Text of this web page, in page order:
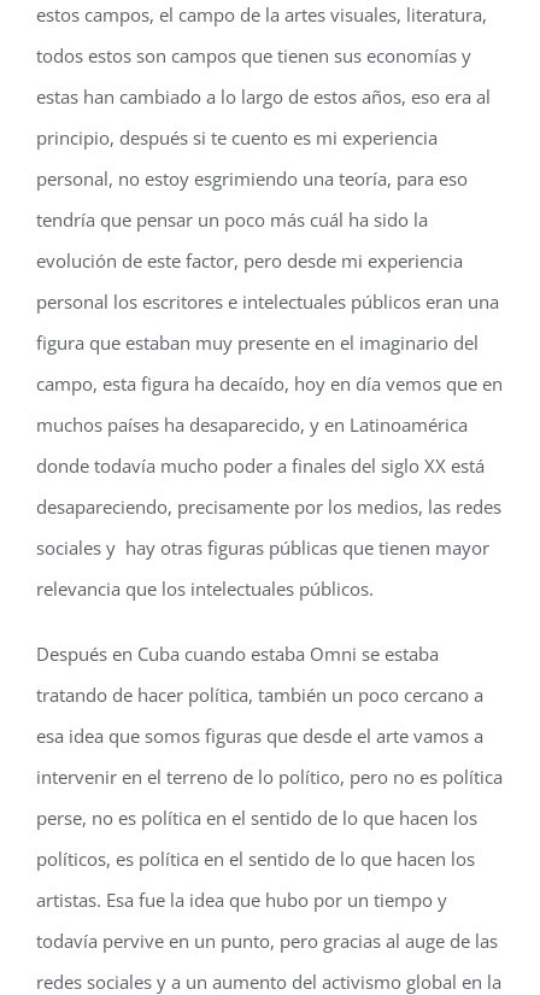
estos campos, el campo de la artes visuales, literatura,
todos estos son campos que tienen sus economías y
estas han cambiado a lo largo de estos años, eso era al
principio, después si te cuento es mi experiencia
personal, no estoy esgrimiendo una teoría, para eso
tendría que pensar un poco más cuál ha sido la
evolución de este factor, pero desde mi experiencia
personal los escritores e intelectuales públicos eran una
figura que estaban muy presente en el imaginario del
campo, esta figura ha decaído, hoy en día vemos que en
muchos países ha desaparecido, y en Latinoamérica
donde todavía mucho poder a finales del siglo XX está
desapareciendo, precisamente por los medios, las redes
sociales y hay otras figuras públicas que tienen mayor
relevancia que los intelectuales públicos.
Después en Cuba cuando estaba Omni se estaba
tratando de hacer política, también un poco cercano a
esa idea que somos figuras que desde el arte vamos a
intervenir en el terreno de lo político, pero no es política
perse, no es política en el sentido de lo que hacen los
políticos, es política en el sentido de lo que hacen los
artistas. Esa fue la idea que hubo por un tiempo y
todavía pervive en un punto, pero gracias al auge de las
redes sociales y a un aumento del activismo global en la